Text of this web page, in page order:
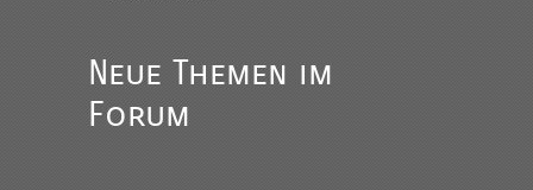
Früh. Mit sehr sehr wenig Verkehr, super bis zur Grenze. Nur
8 PKW vor der Schranke....“
Neue Themen im
Forum